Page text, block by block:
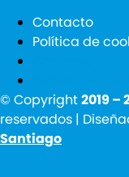
Contacto
Política de
© Copyright2019 –
reservados |
Santiago